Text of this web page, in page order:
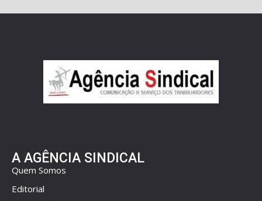
A AGÊNCIA SINDICAL
Quem Somos
Editorial